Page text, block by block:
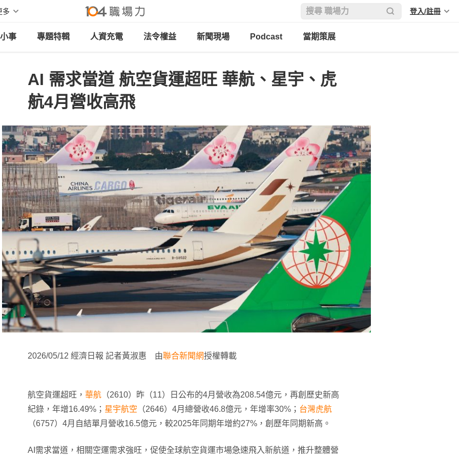
多 登入/註冊
事 專題特輯 人資充電 法令權益 新聞現場 Podcast 當期策展
AI 需求當道 航空貨運超旺 華航、星宇、虎
航4月營收高飛
2026/05/12 經濟日報 記者黃淑惠 由聯合新聞網授權轉載
航空貨運超旺， 華航 （2610）昨（11）日公布的4月營收為208.54億元，再創歷史新高
紀錄，年增16.49%； 星宇航空 （2646）4月總營收46.8億元，年增率30%； 台灣虎航
（6757）4月自結單月營收16.5億元，較2025年同期年增約27%，創歷年同期新高。
AI需求當道，相關空運需求強旺，促使全球航空貨運市場急速飛入新航道，推升整體營